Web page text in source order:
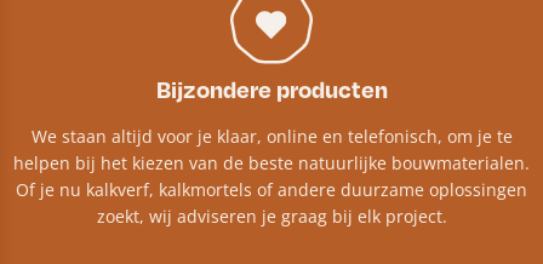
Bijzondere producten
We staan altijd voor je klaar, online en telefonisch, om je te
helpen bij het kiezen van de beste natuurlijke bouwmaterialen.
Of je nu kalkverf, kalkmortels of andere duurzame oplossingen
zoekt, wij adviseren je graag bij elk project.​